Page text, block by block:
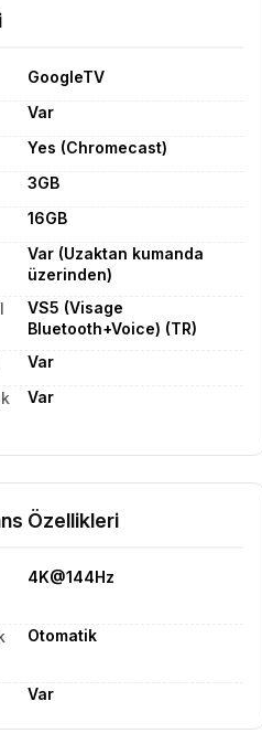
GoogleTV
Var
Yes (Chromecast)
3GB
16GB
Var (Uzaktan kumanda
üzerinden)
VS5 (Visage
Bluetooth+Voice) (TR)
Var
Var
Özellikleri
4K@144Hz
Otomatik
Var